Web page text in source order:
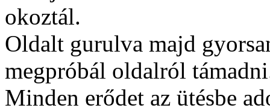
okoztál.
Oldalt gurulva majd
megpróbál oldalról
Minden erődet az ütésbe